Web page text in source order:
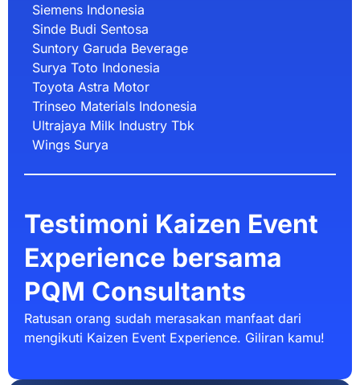
Siemens Indonesia
Sinde Budi Sentosa
Suntory Garuda Beverage
Surya Toto Indonesia
Toyota Astra Motor
Trinseo Materials Indonesia
Ultrajaya Milk Industry Tbk
Wings Surya
Testimoni Kaizen Event
Experience bersama
PQM Consultants
Ratusan orang sudah merasakan manfaat dari
mengikuti Kaizen Event Experience. Giliran kamu!